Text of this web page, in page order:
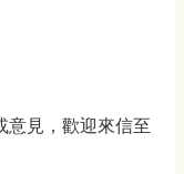
意見，歡迎來信至